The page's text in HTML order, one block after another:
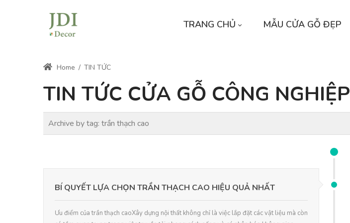
TRANG CHỦ MẪU CỬA GỖ ĐẸP
Home / TIN TỨC
TIN TỨC CỬA GỖ CÔNG NGHIỆP
Archive by tag: trần thạch cao
BÍ QUYẾT LỰA CHỌN TRẦN THẠCH CAO HIỆU QUẢ NHẤT
Ưu điểm của trần thạch caoXây dựng nội thất không chỉ là việc lắp đặt các vật liệu mà còn